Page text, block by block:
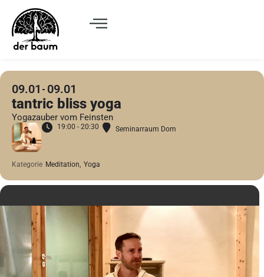
09.01 09.01
tantric bliss yoga
Yogazauber vom Feinsten
19:00 - 20:30 Seminarraum Dom
Kategorie Meditation, Yoga